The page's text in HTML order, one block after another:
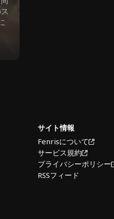
サイト情報
Fenrisについて
サービス規約
プライバシーポリシー
RSSフィード